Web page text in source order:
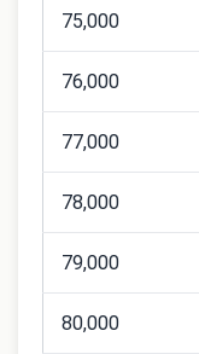
75,000
76,000
77,000
78,000
79,000
80,000